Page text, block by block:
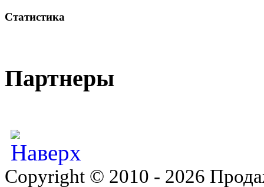
Статистика
Партнеры
Copyright © 2010 - 2026